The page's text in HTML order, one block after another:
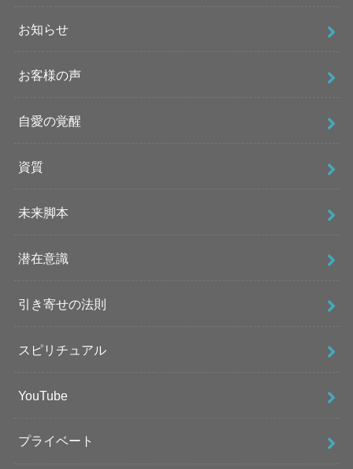
お知らせ
お客様の声
自愛の覚醒
資質
未来脚本
潜在意識
引き寄せの法則
スピリチュアル
YouTube
プライベート